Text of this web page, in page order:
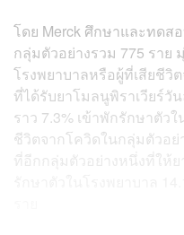
โดย Merck ศึกษาและทดส
กลุ่มตัวอย่างรวม 775 ราย
โรงพยาบาลหรือผู้ที่เสียชีวิ
ที่ได้รับยาโมลนูพิราเวียร์วั
ราว 7.3% เข้าพักรักษาตัว
ชีวิตจากโควิดในกลุ่มตัวอ
ที่อีกกลุ่มตัวอย่างหนึ่งที่ให้